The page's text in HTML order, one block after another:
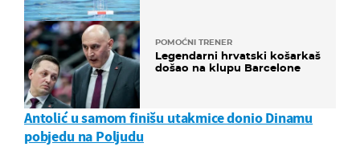
POMOĆNI TRENER
Legendarni hrvatski košarkaš
došao na klupu Barcelone
Antolić u samom finišu utakmice donio Dinamu
pobjedu na Poljudu